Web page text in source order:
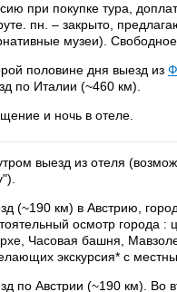
при покупке тура,
пн. – закрыто,
музеи).
половине дня выезд из
по Италии (~460 км).
и ночь в отеле.
выезд из отеля
(~190 км) в Австрию,
осмотр города :
Часовая башня,
экскурсия* с
по Австрии (~190 км). Во